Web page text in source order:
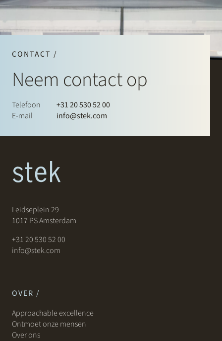
CONTACT /
Neem contact op
Telefoon
+31 20 530 52 00
E-mail
info@stek.com
Leidseplein 29
1017 PS Amsterdam
+31 20 530 52 00
info@stek.com
OVER /
Approachable excellence
Ontmoet onze mensen
Over ons